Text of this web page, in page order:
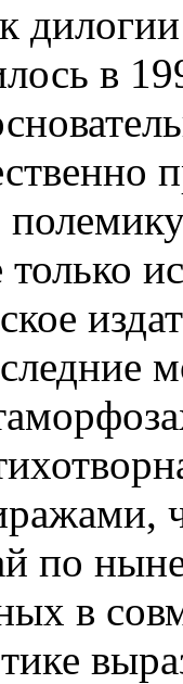
в
по
в